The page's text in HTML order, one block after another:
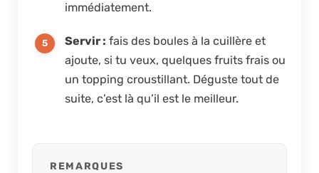
immédiatement.
Servir : fais des boules à la cuillère et
ajoute, si tu veux, quelques fruits frais ou
un topping croustillant. Déguste tout de
suite, c’est là qu’il est le meilleur.
REMARQUES